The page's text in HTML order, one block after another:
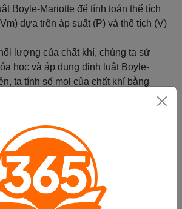
Boyle-Mariotte để tính toán thể tích
dựa trên áp suất (P) và thể tích (V)
lượng của chất khí, chúng ta sử
học và áp dụng định luật Boyle-
ta tính số mol của chất khí bằng
chất khí cho thể tích mol của nó. Sau
ta nhân số mol với khối lượng mol
của chất khí.
tính khối lượng của